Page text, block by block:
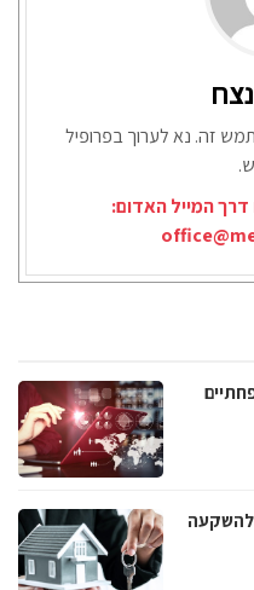
זה. נא לערוך בפרופיל
המייל האדום:
להשקעה